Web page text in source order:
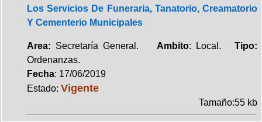
Los Servicios De Funeraria, Tanatorio, Creamatorio
Y Cementerio Municipales
Area: Secretaría General. Ambito: Local.Tipo:
Ordenanzas.
Fecha: 17/06/2019
Estado: Vigente
Tamaño:55 kb